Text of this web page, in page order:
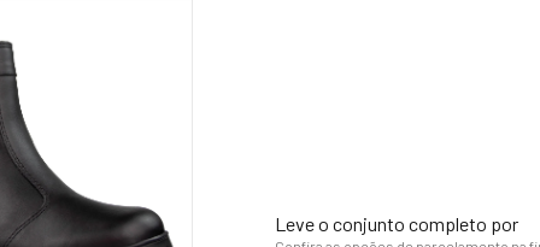
Leve o conjunto completo por